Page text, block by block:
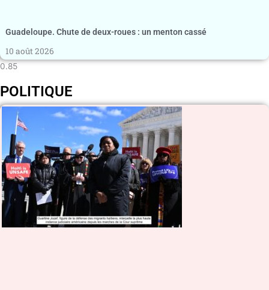
Guadeloupe. Chute de deux-roues : un menton cassé
10 août 2026
POLITIQUE